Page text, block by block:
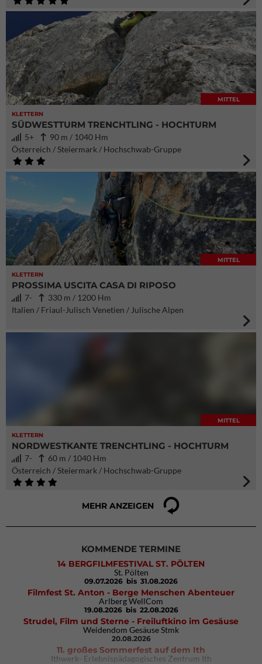
KLETTERN
MITTEL
SÜDWESTTURM TRENCHTLING - HOCHTURM
5+
90 m / 1040 Hm
Österreich / Steiermark / Hochschwab-Gruppe
KLETTERN
MITTEL
PROSSIMA USCITA CASA DI RIPOSO
7-
330 m / 1200 Hm
Italien / Friaul-Julisch Venetien / Julische Alpen
KLETTERN
MITTEL
NORDWESTKANTE TRENCHTLING - HOCHTURM
7-
60 m / 1040 Hm
Österreich / Steiermark / Hochschwab-Gruppe
MEHR ANZEIGEN
KOMMENDE TERMINE
14 BERGFILMFESTIVAL ST. PÖLTEN
St. Pölten
09.07.2026 bis 31.08.2026
Filmfest St. Anton - Berge Menschen Abenteuer
Arlberg WellCom
19.08.2026 bis 22.08.2026
Strudel, Film und Sterne - Freiluftkino im Gesäuse
Weidendom Gesäuse Stmk
20.08.2026
11. großes Sommerfest auf dem Ith
Ithwerk- Erlebnispädagogisches Zentrum Ith